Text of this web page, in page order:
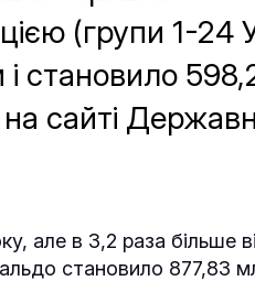
(групи 1-24
становило
сайті
але в 3,2 раза більше
становило 877,83